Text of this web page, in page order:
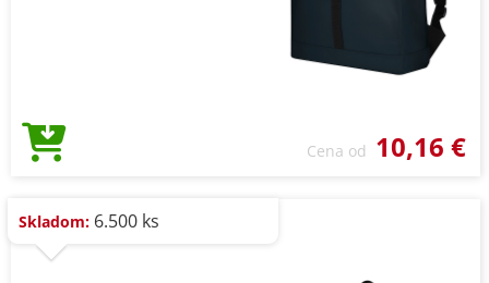
Cena od 10,16 €
Skladom: 6.500 ks